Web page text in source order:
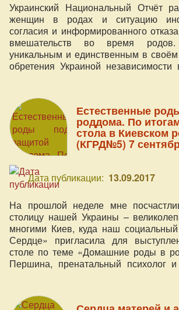
Украинский Национальный Отчёт
женщин в родах и ситуацию
согласия и информированного
вмешательств во время
уникальным и единственным в
обретения Украиной
акушеров-гинекологов.
Естественные
роддома. По
стола в Киевском
(КГРД№5) 7
Дата публикации: 13.09.2017
На прошлой неделе мне
столицу нашей Украины –
многими Киев, куда наш
Сердце» пригласила для
столе по теме «Домашние роды в
Першина, пренатальный психолог
М.В., зам. главврача по лечебной